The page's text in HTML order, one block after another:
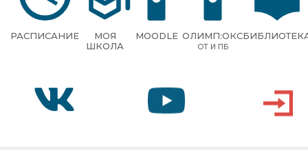
РАСПИСАНИЕ
МОЯ
ШКОЛА
MOODLE ОЛИМП:ОКС
ОТ И ПБ